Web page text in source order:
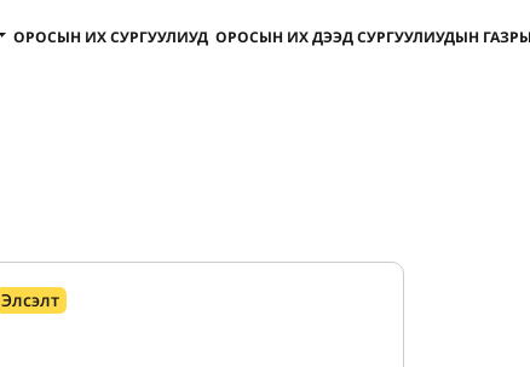
ОРОСЫН ИХ СУРГУУЛИУД ОРОСЫН ИХ ДЭЭД СУРГУУЛИУДЫН
Элсэлт